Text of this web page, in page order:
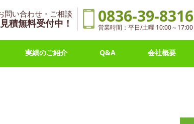
問い合わせ・ご相談
見積無料受付中！ 0836-39-8316
営業時間：平日/土曜 10:00～17:00
実績のご紹介 Q&A 会社概要